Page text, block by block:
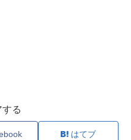
する
はてブ